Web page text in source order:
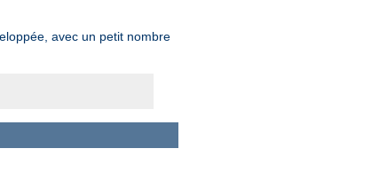
avec un petit nombre